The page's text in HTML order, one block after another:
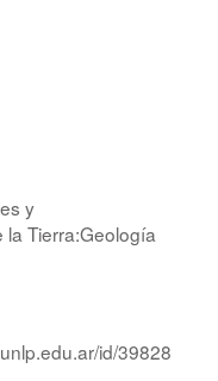
y
la Tierra:Geología
id/39828